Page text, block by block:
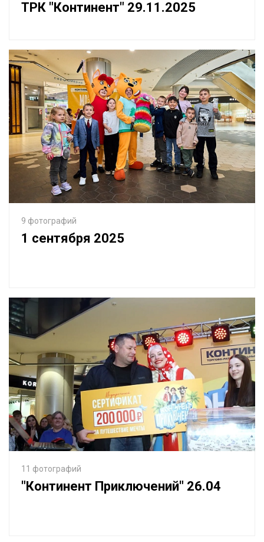
ТРК "Континент" 29.11.2025
9 фотографий
1 сентября 2025
11 фотографий
"Континент Приключений" 26.04